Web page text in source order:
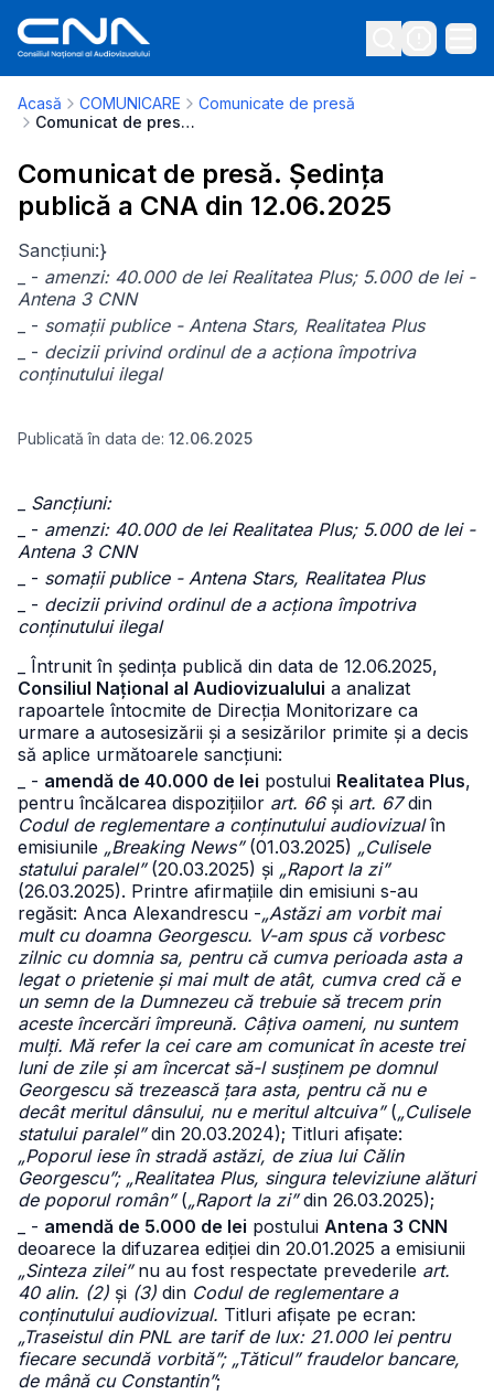
Acasă COMUNICARE
Comunicate de presă
Comunicat de presă. Ședința publică a CNA din 12.06.2025
Comunicat de presă. Ședința
publică a CNA din 12.06.2025
Sancțiuni:}
_ - amenzi: 40.000 de lei Realitatea Plus; 5.000 de lei -
Antena 3 CNN
_ - somații publice - Antena Stars, Realitatea Plus
_ - decizii privind ordinul de a acționa împotriva
conținutului ilegal
Publicată în data de: 12.06.2025
Sancțiuni:
_ - amenzi: 40.000 de lei Realitatea Plus; 5.000 de lei -
Antena 3 CNN
_ - somații publice - Antena Stars, Realitatea Plus
_ - decizii privind ordinul de a acționa împotriva
conținutului ilegal
_ Întrunit în ședința publică din data de 12.06.2025,
Consiliul Național al Audiovizualului a analizat
rapoartele întocmite de Direcția Monitorizare ca
urmare a autosesizării și a sesizărilor primite și a decis
să aplice următoarele sancțiuni:
_ - amendă de 40.000 de lei postului Realitatea Plus,
pentru încălcarea dispozițiilor art. 66și art. 67din
Codul de reglementare a conținutului audiovizualîn
emisiunile „Breaking News”(01.03.2025) „Culisele
statului paralel”(20.03.2025) și „Raport la zi”
(26.03.2025). Printre afirmațiile din emisiuni s-au
regăsit: Anca Alexandrescu -„Astăzi am vorbit mai
mult cu doamna Georgescu. V-am spus că vorbesc
zilnic cu domnia sa, pentru că cumva perioada asta a
legat o prietenie și mai mult de atât, cumva cred că e
un semn de la Dumnezeu că trebuie să trecem prin
aceste încercări împreună. Câțiva oameni, nu suntem
mulți. Mă refer la cei care am comunicat în aceste trei
luni de zile și am încercat să-l susținem pe domnul
Georgescu să trezească țara asta, pentru că nu e
decât meritul dânsului, nu e meritul altcuiva”(„Culisele
statului paralel”din 20.03.2024); Titluri afișate:
„Poporul iese în stradă astăzi, de ziua lui Călin
Georgescu”; „Realitatea Plus, singura televiziune alături
de poporul român”(„Raport la zi”din 26.03.2025);
_ - amendă de 5.000 de lei postului Antena 3 CNN
deoarece la difuzarea ediției din 20.01.2025 a emisiunii
„Sinteza zilei”nu au fost respectate prevederile art.
40 alin. (2) și (3) din Codul de reglementare a
conținutului audiovizual. Titluri afișate pe ecran:
„Traseistul din PNL are tarif de lux: 21.000 lei pentru
fiecare secundă vorbită”; „Tăticul” fraudelor bancare,
de mână cu Constantin”;